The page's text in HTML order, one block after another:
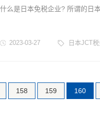
什么是日本免税企业? 所谓的日
2023-03-27 日本JCT税
158 159 160